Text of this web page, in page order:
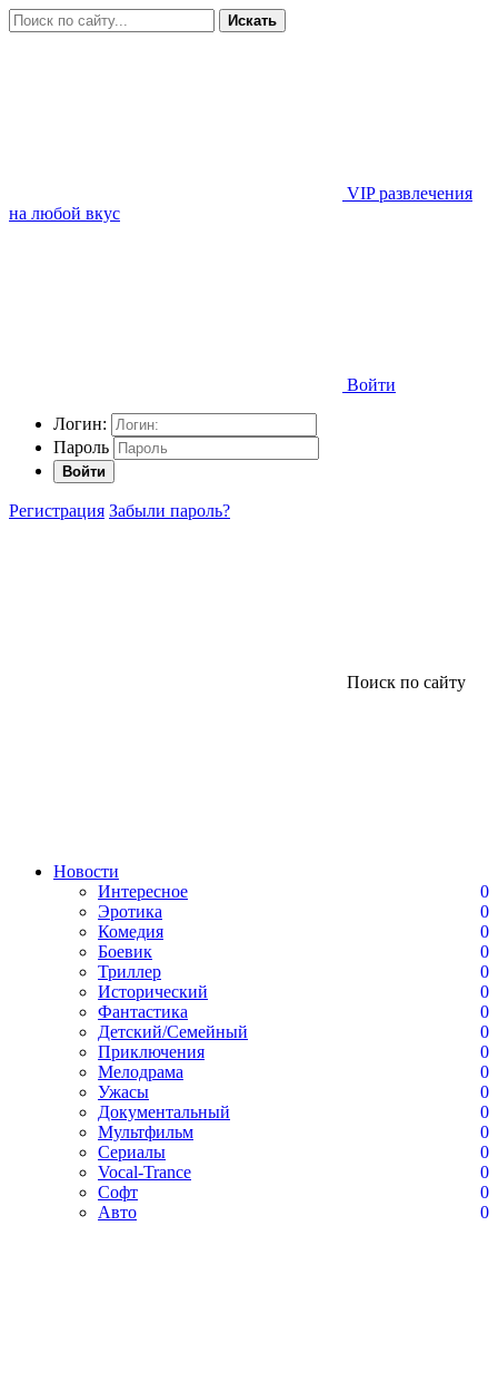
Искать
VIP развлечения
на любой вкус
Войти
Логин:
Пароль
Войти
Регистрация Забыли пароль?
Поиск по сайту
Новости
Интересное
0
Эротика
0
Комедия
0
Боевик
0
Триллер
0
Исторический
0
Фантастика
0
Детский/Семейный
0
Приключения
0
Мелодрама
0
Ужасы
0
Документальный
0
Мультфильм
0
Сериалы
0
Vocal-Trance
0
Софт
0
Авто
0